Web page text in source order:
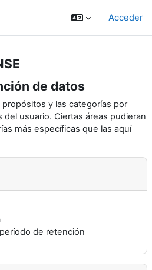
Acceder
de datos
y las categorías por
usuario. Ciertas áreas pudieran
más específicas que las aquí
de retención